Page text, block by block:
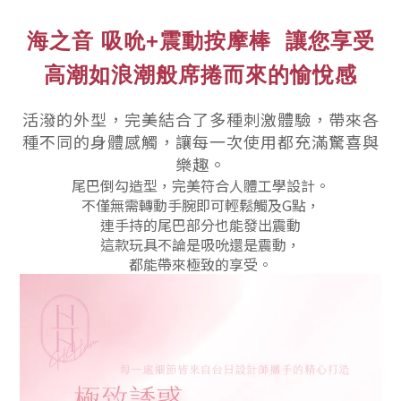
海之音 吸吮+震動按摩棒 讓您享受
高潮如浪潮般席捲而來的愉悅感
活潑的外型，完美結合了多種刺激體驗，帶來各
種不同的身體感觸，讓每一次使用都充滿驚喜與
樂趣。
尾巴倒勾造型，完美符合人體工學設計。
不僅無需轉動手腕即可輕鬆觸及G點，
連手持的尾巴部分也能發出震動
這款玩具不論是吸吮還是震動，
都能帶來極致的享受。